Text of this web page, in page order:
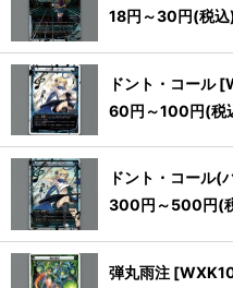
18円 ～30円(税込
ドント・コール [
60円 ～100円(税
ドント・コール(
300円 ～500円(
弾丸雨注 [